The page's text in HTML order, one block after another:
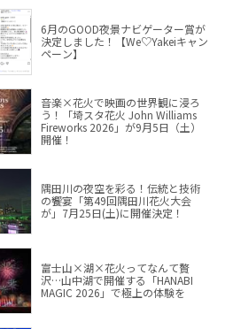
6月のGOOD夜景ナビゲーター賞が
決定しました！【We♡Yakeiキャン
ペーン】
音楽×花火で映画の世界観に浸ろ
う！「埼スタ花火 John Williams
Fireworks 2026」が9月5日（土）
開催！
隅田川の夜空を彩る！伝統と技術
の饗宴「第49回隅田川花火大会
が」7月25日(土)に開催決定！
富士山×湖×花火ってなんて贅
沢…山中湖で開催する「HANABI
MAGIC 2026」で極上の体験を